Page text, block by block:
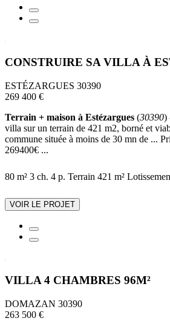
CONSTRUIRE SA VILLA À
ESTÉZARGUES 30390
269 400 €
Terrain + maison à Estézargues (30390)
villa sur un terrain de 421 m2, borné et
commune située à moins de 30 mn de ...
269400€ ...
80 m² 3 ch. 4 p. Terrain 421 m²
VOIR LE PROJET
VILLA 4 CHAMBRES 96M²
DOMAZAN 30390
263 500 €